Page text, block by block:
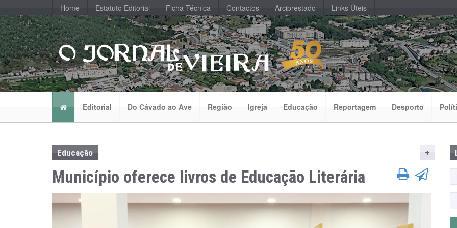
Home Estatuto Editorial Ficha Técnica Contactos Arciprestado Links Úteis
Editorial Do Cávado ao Ave Região Igreja Educação Reportagem Desporto
Educação
Município oferece livros de Educação Literária